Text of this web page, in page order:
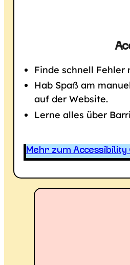
Finde schnell
Hab Spaß am
auf der Website.
Lerne alles über
Mehr zum Accessibility